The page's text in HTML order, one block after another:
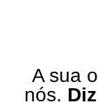
A sua
nós.